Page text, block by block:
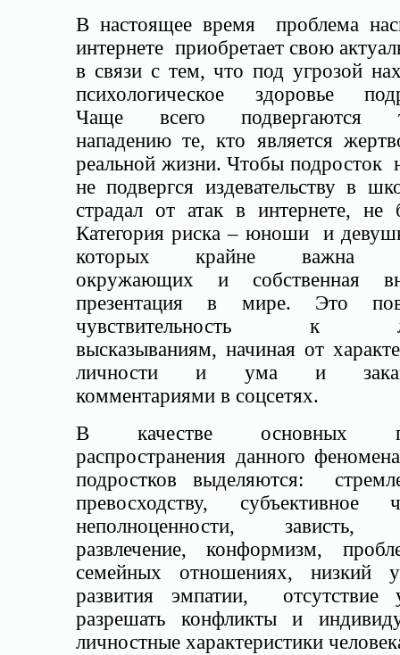
В настоящее время проблема
интернете приобретает свою
в связи с тем, что под угрозой
психологическое здоровье
Чаще всего подвергаются
нападению те, кто является
реальной жизни. Чтобы подросток
не подвергся издевательству в
страдал от атак в интернете, не
Категория риска – юноши и
которых крайне важна
окружающих и собственная
презентация в мире. Это
чувствительность к
высказываниям, начиная от
личности и ума и
комментариями в соцсетях.
В качестве основных
распространения данного
подростков выделяются:
превосходству, субъективное
неполноценности, зависть,
развлечение, конформизм,
семейных отношениях, низкий
развития эмпатии, отсутствие
разрешать конфликты и
личностные характеристики